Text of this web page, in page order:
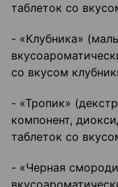
таблеток со
- «Клубника»
со вкусом
- «Тропик»
компонент,
таблеток со
- «Черная